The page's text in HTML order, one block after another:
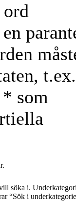
t.ex.
som
söka i.
“Sök i